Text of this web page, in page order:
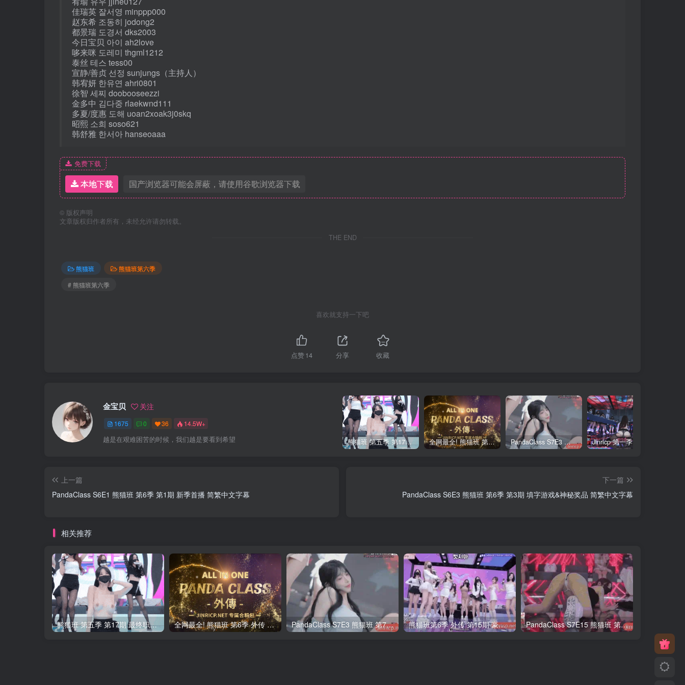
佳瑞英 잘서영 minppp000
赵东希 조동히 jodong2
都景瑞 도경서 dks2003
今日宝贝 아이 ah2love
哆来咪 도레미 thgml1212
泰丝 테스 tess00
宣静/善贞 선정 sunjungs（主持人）
韩宥妍 한유연 ahri0801
徐智 세찌 doobooseezzi
金多中 김다중 rlaekwnd111
多夏/度惠 도해 uoan2xoak3j0skq
昭熙 소희 soso621
韩舒雅 한서아 hanseoaaa
免费下载
本地下载 国产浏览器可能会屏蔽，请使用谷歌浏览器下载
© 版权声明
文章版权归作者所有，未经允许请勿转载。
THE END
熊猫班
熊猫班第六季
# 熊猫班第六季
喜欢就支持一下吧
点赞14 分享 收藏
金宝贝 关注
1675 0 36 14.5W+
越是在艰难困苦的时候，我们越是要看到希望 熊猫班 第五季 第17期 最终职级赛&完结 全网最全! 熊猫班 第6季 外传 SpinOff 全集 All in one 合集版 中英韩简繁字幕外挂版 PandaClass S7E3 熊猫班 第7季 第3期 二十一点日 中英韩简繁字幕
上一篇
PandaClass S6E1 熊猫班 第6季 第1期 新季首播 简繁中文字幕
下一篇
PandaClass S6E3 熊猫班 第6季 第3期 填字游戏&神秘奖品 简繁中文字幕
相关推荐
熊猫班 第五季 第17期 最终职级赛&完结 全网最全! 熊猫班 第6季 外传 SpinOff 全集 All in one 合集版 中英韩简繁字幕外挂版 PandaClass S7E3 熊猫班 第7季 第3期 二十一点日 中英韩简繁字幕 熊猫班第6季 外传 第15期 豪礼日&完结 中英韩简繁字幕 PandaClass S7E15 熊猫班 第7季 第15期 俄罗斯轮盘 中英韩简繁字幕